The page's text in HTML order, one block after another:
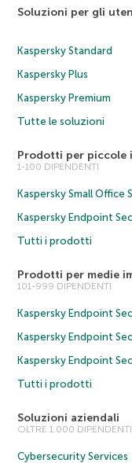
Soluzioni per gli
Kaspersky Standard
Kaspersky Plus
Kaspersky Premium
Tutte le soluzioni
Prodotti per piccole
1-100 DIPENDENTI
Kaspersky Small Office
Kaspersky Endpoint
Tutti i prodotti
Prodotti per medie
101-999 DIPENDENTI
Kaspersky Endpoint
Kaspersky Endpoint
Kaspersky Endpoint
Tutti i prodotti
Soluzioni aziendali
OLTRE 1.000 DIPENDENTI
Cybersecurity Services